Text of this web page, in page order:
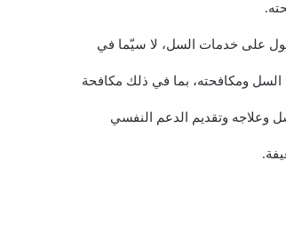
على خدمات السل، لا سيّما في
السل ومكافحته، بما في ذلك مكافحة
وعلاجه وتقديم الدعم النفسي